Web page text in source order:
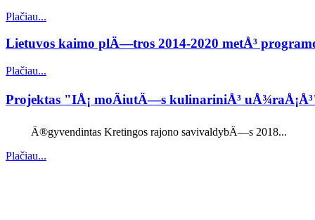
Plačiau...
Lietuvos kaimo plÄ—tros 2014-2020 metÅ³
Plačiau...
Projektas "IÅ¡ moÄiutÄ—s kulinariniÅ³
Ä®gyvendintas Kretingos rajono savivaldybÄ—s 2018...
Plačiau...